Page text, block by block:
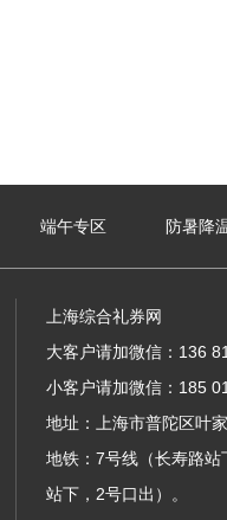
端午专区 防暑降
上海综合礼券网
大客户请加微信：136
小客户请加微信：185
地址：上海市普陀区叶
地铁：7号线（长寿路
站下，2号口出）。